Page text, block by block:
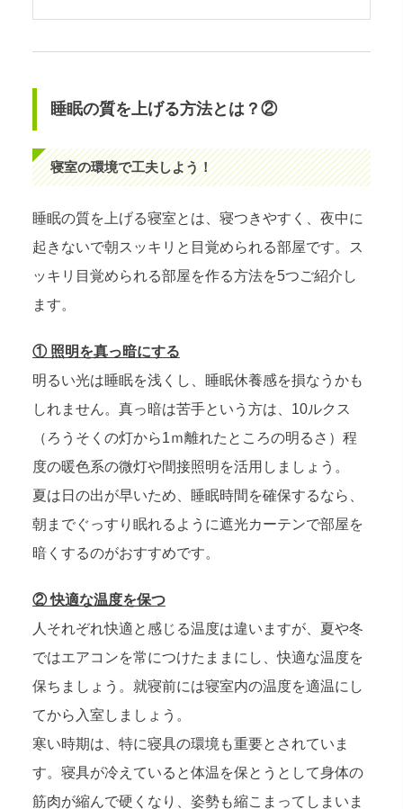
睡眠の質を上げる方法とは？②
寝室の環境で工夫しよう！
睡眠の質を上げる寝室とは、寝つきやすく、夜中に
起きないで朝スッキリと目覚められる部屋です。ス
ッキリ目覚められる部屋を作る方法を5つご紹介し
ます。
① 照明を真っ暗にする
明るい光は睡眠を浅くし、睡眠休養感を損なうかも
しれません。真っ暗は苦手という方は、10ルクス
（ろうそくの灯から1ｍ離れたところの明るさ）程
度の暖色系の微灯や間接照明を活用しましょう。
夏は日の出が早いため、睡眠時間を確保するなら、
朝までぐっすり眠れるように遮光カーテンで部屋を
暗くするのがおすすめです。
② 快適な温度を保つ
人それぞれ快適と感じる温度は違いますが、夏や冬
ではエアコンを常につけたままにし、快適な温度を
保ちましょう。就寝前には寝室内の温度を適温にし
てから入室しましょう。
寒い時期は、特に寝具の環境も重要とされていま
す。寝具が冷えていると体温を保とうとして身体の
筋肉が縮んで硬くなり、姿勢も縮こまってしまいま